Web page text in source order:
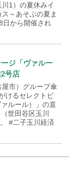
1）の夏休みイ
～あそぶの夏ま
日から開催され
ジ「ヴァルー
号店
市）グループ傘
けるセレクトビ
ルール）」の直
世田谷区玉川
#二子玉川経済